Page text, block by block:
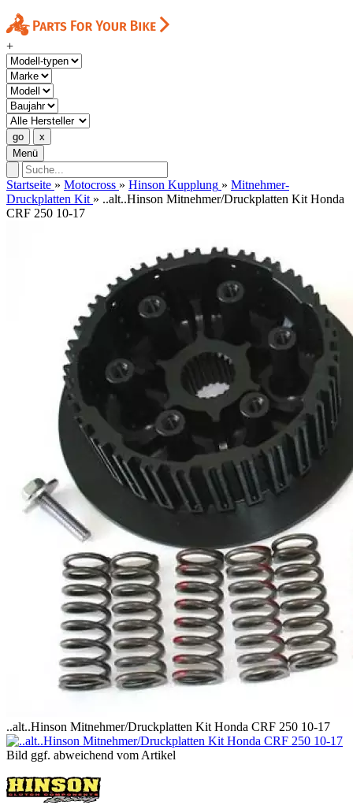
+
Menü
Startseite » Motocross » Hinson Kupplung » Mitnehmer-
Druckplatten Kit » ..alt..Hinson Mitnehmer/Druckplatten Kit Honda
CRF 250 10-17
..alt..Hinson Mitnehmer/Druckplatten Kit Honda CRF 250 10-17
Bild ggf. abweichend vom Artikel